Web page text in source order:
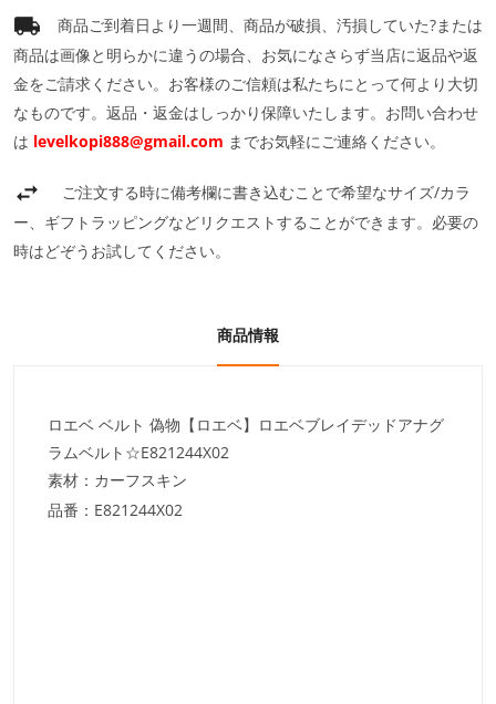
商品ご到着日より一週間、商品が破損、汚損していた?または
商品は画像と明らかに違うの場合、お気になさらず当店に返品や返
金をご請求ください。お客様のご信頼は私たちにとって何より大切
なものです。返品・返金はしっかり保障いたします。お問い合わせ
は levelkopi888@gmail.com までお気軽にご連絡ください。
ご注文する時に備考欄に書き込むことで希望なサイズ/カラ
ー、ギフトラッピングなどリクエストすることができます。必要の
時はどぞうお試してください。
商品情報
ロエベ ベルト 偽物【ロエベ】ロエベブレイデッドアナグ
ラムベルト☆E821244X02
素材：カーフスキン
品番：E821244X02